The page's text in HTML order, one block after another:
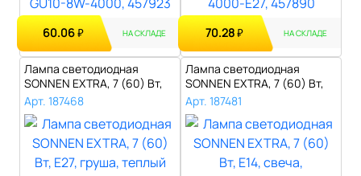
60.06₽ НА СКЛАДЕ 70.28₽ НА СКЛАДЕ
Лампа светодиодная
SONNEN EXTRA, 7 (60) Вт,
Е27, груша,..
Арт. 187468
Лампа светодиодная
SONNEN EXTRA, 7 (60) Вт,
Е14, свеча,..
Арт. 187481